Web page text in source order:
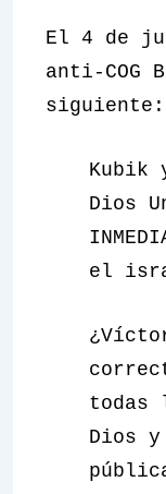
El 4 de
anti-COG
siguiente:
Kubik
Dios
el
todas
Dios y